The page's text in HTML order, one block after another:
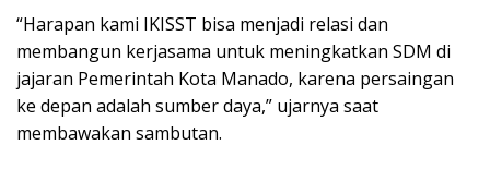
“Harapan kami IKISST bisa menjadi relasi dan
membangun kerjasama untuk meningkatkan SDM di
jajaran Pemerintah Kota Manado, karena persaingan
ke depan adalah sumber daya,” ujarnya saat
membawakan sambutan.